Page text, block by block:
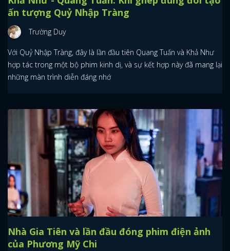
ấn tượng Quỷ Nhập Tràng
Trường Duy
Với Quỷ Nhập Tràng, đây là lần đầu tiên Quang Tuấn và Khả Như
hợp tác trong một bộ phim kinh dị, và sự kết hợp này đã mang lại
những màn trình diễn đáng nhớ
Nhà Gia Tiên và lần đầu đóng phim điện ảnh
của Phương Mỹ Chi